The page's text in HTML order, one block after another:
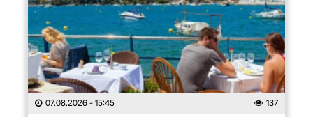
07.08.2026 - 15:45 137